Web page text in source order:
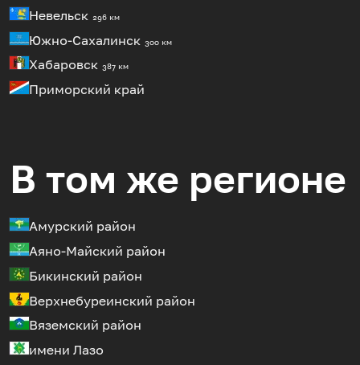
Невельск 296 км
Южно-Сахалинск 300 км
Хабаровск 387 км
Приморский край
В том же регионе
Амурский район
Аяно-Майский район
Бикинский район
Верхнебуреинский район
Вяземский район
имени Лазо